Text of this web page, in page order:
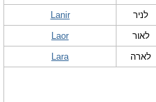
Lanir
לניר
Laor
לאור
Lara
לארה